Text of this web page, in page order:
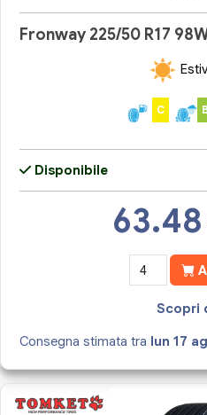
Fronway 225/50 R17
C
Disponibile
63.48
Scopri
Consegna stimata tra lun 17